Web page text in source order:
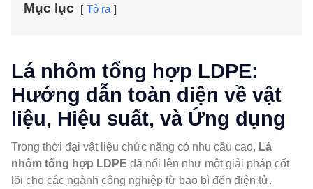
Mục lục Tỏ ra
Lá nhôm tổng hợp LDPE:
Hướng dẫn toàn diện về vật
liệu, Hiệu suất, và Ứng dụng
Trong thời đại vật liệu chức năng có nhu cầu cao, Lá
nhôm tổng hợp LDPE đã nổi lên như một giải pháp cốt
lõi cho các ngành công nghiệp từ bao bì đến điện tử.